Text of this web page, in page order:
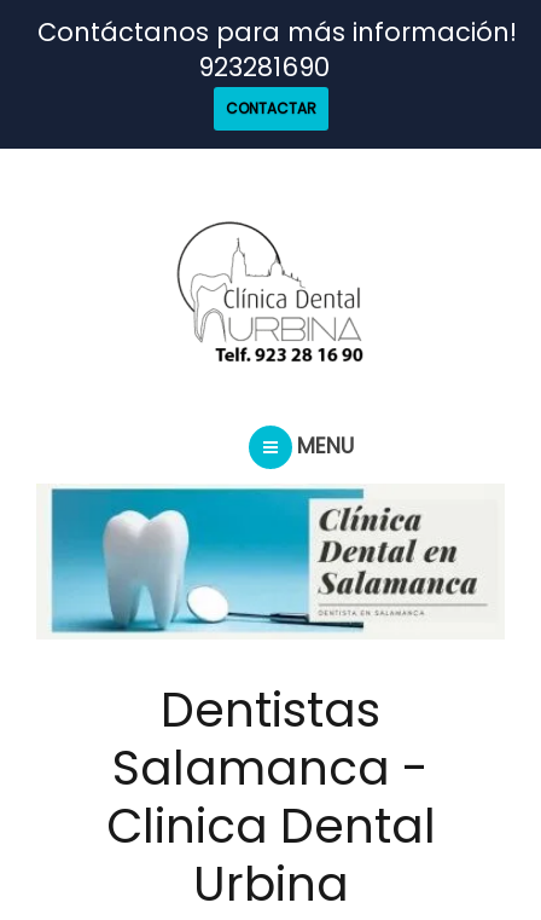
Contáctanos para más información!
923281690
CONTACTAR
MENU
TRATAMIENTOS
NUESTRO EQUIPO
Dentistas
Salamanca -
Clinica Dental
Urbina